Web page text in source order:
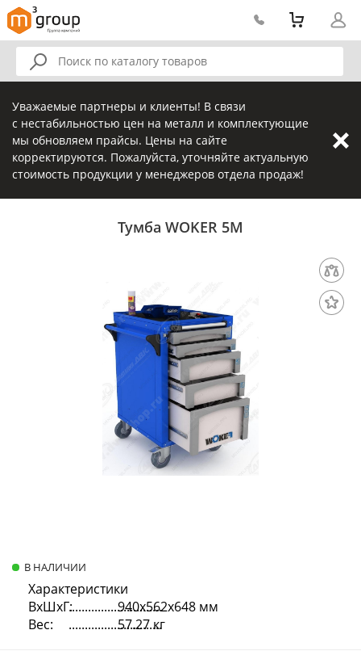
Уважаемые партнеры и клиенты! В связи
с нестабильностью цен на металл и комплектующие
мы обновляем прайсы. Цены на сайте
корректируются. Пожалуйста, уточняйте актуальную
стоимость продукции у менеджеров отдела продаж!
Тумба WOKER 5M
В НАЛИЧИИ
Характеристики
ВхШхГ:
940х562х648 мм
Вес:
57.27 кг